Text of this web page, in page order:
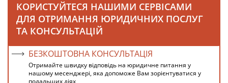
КОРИСТУЙТЕСЯ НАШИМИ СЕРВІСАМИ
ДЛЯ ОТРИМАННЯ ЮРИДИЧНИХ ПОСЛУГ
ТА КОНСУЛЬТАЦІЙ
БЕЗКОШТОВНА КОНСУЛЬТАЦІЯ
Отримайте швидку відповідь на юридичне питання у
нашому месенджері, яка допоможе Вам зорієнтуватися у
подальших діях